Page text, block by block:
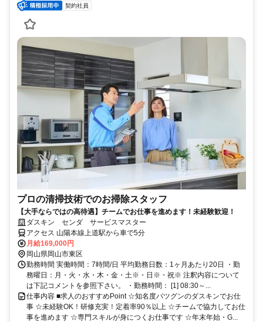
契約社員
プロの清掃技術でのお掃除スタッフ
【大手ならではの高待遇】チームでお仕事を進めます！未経験歓迎！
ダスキン センダ サービスマスター
アクセス 山陽本線上道駅から車で5分
月給169,000円
岡山県岡山市東区
勤務時間 実働時間：7時間/日 平均勤務日数：1ヶ月あたり20日 ・勤
務曜日：月・火・水・木・金・土※・日※・祝※ 注釈内容について
は下記コメントを参照下さい。 ・勤務時間： [1] 08:30～...
仕事内容 ■求人のおすすめPoint ☆知名度バツグンのダスキンでお仕
事 ☆未経験OK！研修充実！定着率90％以上 ☆チームで協力してお仕
事を進めます ☆専門スキルが身につくお仕事です ☆年末年始・G...